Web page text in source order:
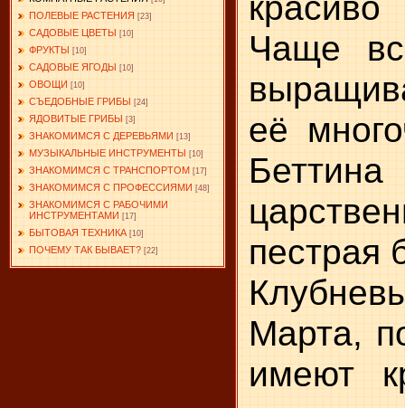
ПОЛЕВЫЕ РАСТЕНИЯ [23]
САДОВЫЕ ЦВЕТЫ [10]
ФРУКТЫ [10]
САДОВЫЕ ЯГОДЫ [10]
ОВОЩИ [10]
СЪЕДОБНЫЕ ГРИБЫ [24]
ЯДОВИТЫЕ ГРИБЫ [3]
ЗНАКОМИМСЯ С ДЕРЕВЬЯМИ [13]
МУЗЫКАЛЬНЫЕ ИНСТРУМЕНТЫ [10]
ЗНАКОМИМСЯ С ТРАНСПОРТОМ [17]
ЗНАКОМИМСЯ С ПРОФЕССИЯМИ [48]
ЗНАКОМИМСЯ С РАБОЧИМИ
ИНСТРУМЕНТАМИ [17]
БЫТОВАЯ ТЕХНИКА [10]
ПОЧЕМУ ТАК БЫВАЕТ? [22]
Чаще
её
пестрая
Марта,
имеют